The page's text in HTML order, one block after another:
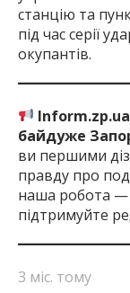
станцію та
під час серії
окупантів.
байдуже
ви першими
правду про
наша робота —
підтримуйте
3 міс. тому